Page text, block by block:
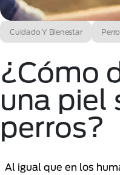
Cuidado Y Bienestar Perro
¿Cómo
una piel
perros?
Al igual que en los